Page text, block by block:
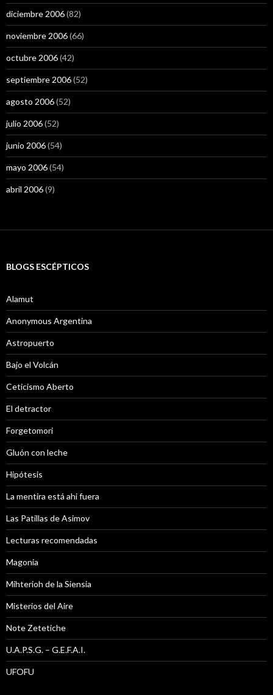
diciembre 2006(82)
noviembre 2006(66)
octubre 2006(42)
septiembre 2006(52)
agosto 2006(52)
julio 2006(52)
junio 2006(54)
mayo 2006(54)
abril 2006(9)
BLOGS ESCÉPTICOS
Alamut
Anonymous Argentina
Astropuerto
Bajo el Volcán
Ceticismo Aberto
El detractor
Forgetomori
Gluón con leche
Hipótesis
La mentira está ahi fuera
Las Patillas de Asimov
Lecturas recomendadas
Magonia
Mihterioh de la Siensia
Misterios del Aire
Note Zetetiche
U.A.P.S.G. – G.E.F.A.I.
UFOFU